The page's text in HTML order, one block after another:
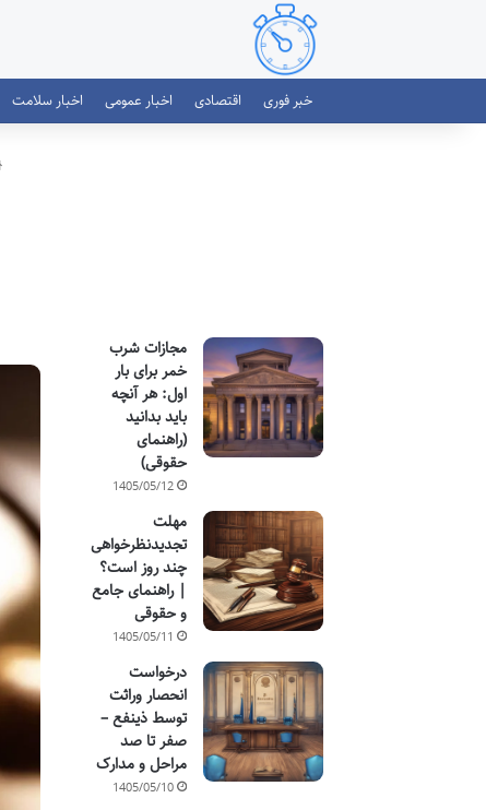
خبر فوری اقتصادی اخبار عمومی اخبار سلامت
مجازات شرب
خمر برای بار
اول: هر آنچه
باید بدانید
(راهنمای
حقوقی)
1405/05/12
مهلت
تجدیدنظرخواهی
چند روز است؟
| راهنمای جامع
و حقوقی
1405/05/11
درخواست
انحصار وراثت
توسط ذینفع –
صفر تا صد
مراحل و مدارک
1405/05/10